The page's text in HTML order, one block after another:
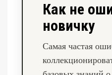
Как не
новичку
Самая частая